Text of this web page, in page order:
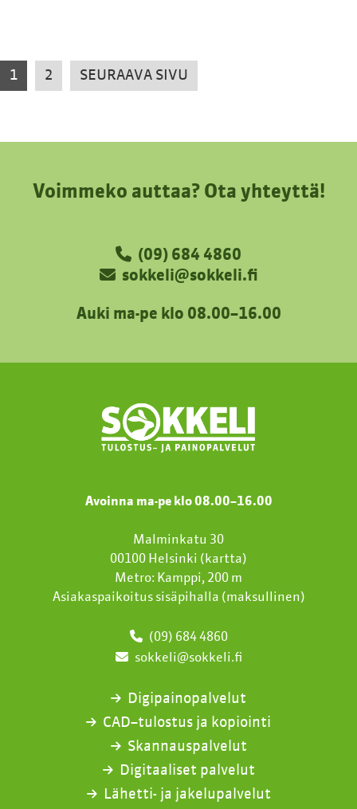
1 2 SEURAAVA SIVU
Voimmeko auttaa? Ota yhteyttä!
(09) 684 4860
sokkeli@sokkeli.fi
Auki ma-pe klo 08.00–16.00
Avoinna ma-pe klo 08.00–16.00
Malminkatu 30
00100 Helsinki (kartta)
Metro: Kamppi, 200 m
Asiakaspaikoitus sisäpihalla (maksullinen)
(09) 684 4860
sokkeli@sokkeli.fi
Digipainopalvelut
CAD–tulostus ja kopiointi
Skannauspalvelut
Digitaaliset palvelut
Lähetti- ja jakelupalvelut